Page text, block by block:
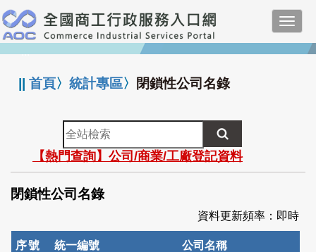
跳
到
主
要
:::
||首頁〉統計專區〉 閉鎖性公司名錄
全
站
檢
索
【熱門查詢】公司/商業/工廠登記資料
閉鎖性公司名錄
資料更新頻率：即時
序號 統一編號 公司名稱